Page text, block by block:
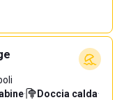
· Doccia calda·